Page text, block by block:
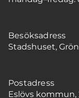
Besöksadress
Stadshuset,
Postadress
Eslövs kommun,